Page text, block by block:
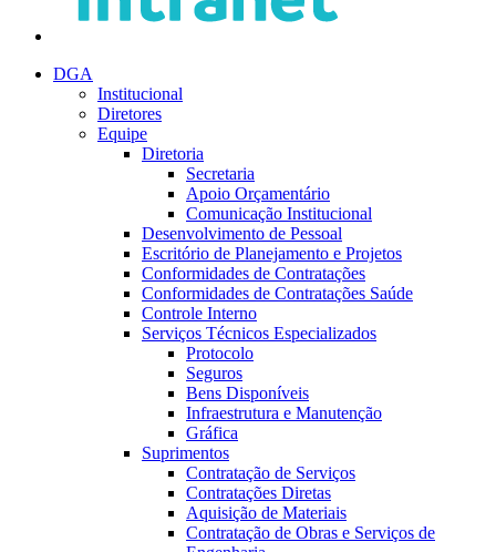
DGA
Institucional
Diretores
Equipe
Diretoria
Secretaria
Apoio Orçamentário
Comunicação Institucional
Desenvolvimento de Pessoal
Escritório de Planejamento e Projetos
Conformidades de Contratações
Conformidades de Contratações Saúde
Controle Interno
Serviços Técnicos Especializados
Protocolo
Seguros
Bens Disponíveis
Infraestrutura e Manutenção
Gráfica
Suprimentos
Contratação de Serviços
Contratações Diretas
Aquisição de Materiais
Contratação de Obras e Serviços de